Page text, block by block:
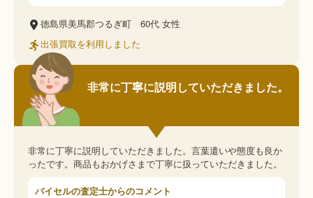
徳島県美馬郡つるぎ町 60代 女性
出張買取を利用しました
非常に丁寧に説明していただきました。
非常に丁寧に説明していただきました。言葉遣いや態度も良か
ったです。商品もおかげさまで丁寧に扱っていただきました。
バイセルの査定士からのコメント